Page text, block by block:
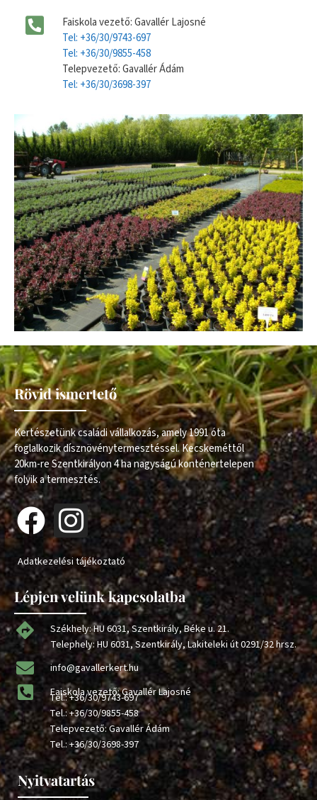
Faiskola vezető: Gavallér Lajosné
Tel: +36/30/9743-697
Tel: +36/30/9855-458
Telepvezető: Gavallér Ádám
Tel: +36/30/3698-397
Rövid ismertető
Kertészetünk családi vállalkozás, amely 1991 óta
foglalkozik dísznövénytermesztéssel. Kecskeméttől
20km-re Szentkirályon 4 ha nagyságú konténertelepen
folyik a termesztés.
Adatkezelési tájékoztató
Lépjen velünk kapcsolatba
Székhely: HU 6031, Szentkirály, Béke u. 21.
Telephely: HU 6031, Szentkirály, Lakiteleki út 0291/32 hrsz.
info@gavallerkert.hu
Faiskola vezető: Gavallér Lajosné
Tel.:+36/30/9743-697
Tel.:+36/30/9855-458
Telepvezető: Gavallér Ádám
Tel.:+36/30/3698-397
Nyitvatartás